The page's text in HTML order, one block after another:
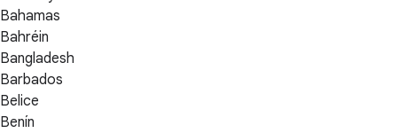
Bahamas
Bahréin
Bangladesh
Barbados
Belice
Benín